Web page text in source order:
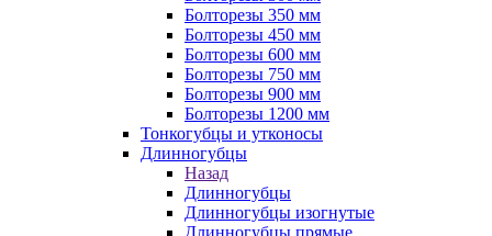
Болторезы 350 мм
Болторезы 450 мм
Болторезы 600 мм
Болторезы 750 мм
Болторезы 900 мм
Болторезы 1200 мм
Тонкогубцы и утконосы
Длинногубцы
Назад
Длинногубцы
Длинногубцы изогнутые
Длинногубцы прямые